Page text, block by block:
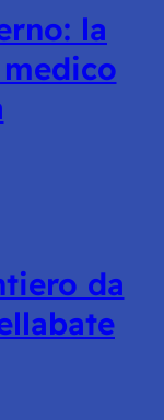
la
da